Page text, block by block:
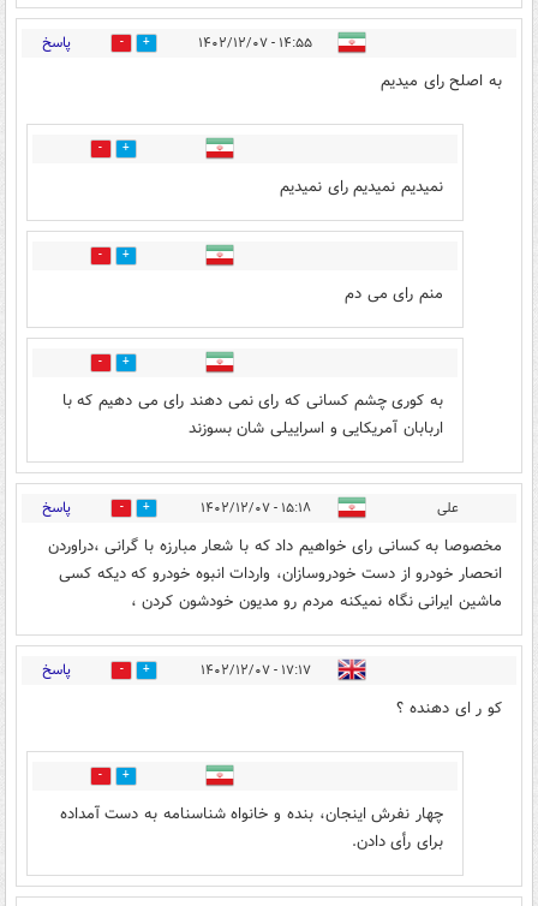
۱۴:۵۵ - ۱۴۰۲/۱۲/۰۷ 7 پاسخ
به اصلح رای میدیم
3
نمیدیم نمیدیم رای نمیدیم
5
منم رای می دم
0
به کوری چشم کسانی که رای نمی دهند رای می دهیم که با
اربابان آمریکایی و اسراییلی شان بسوزند
علی ۱۵:۱۸ - ۱۴۰۲/۱۲/۰۷ 1 پاسخ
مخصوصا به کسانی رای خواهیم داد که با شعار مبارزه با گرانی ،دراوردن
انحصار خودرو از دست خودروسازان، واردات انبوه خودرو که دیکه کسی
ماشین ایرانی نگاه نمیکنه مردم رو مدیون خودشون کردن ،
۱۷:۱۷ - ۱۴۰۲/۱۲/۰۷ 29 پاسخ
کو ر ای دهنده ؟
10
چهار نفرش اینجان، بنده و خانواه شناسنامه به دست آمداده
برای رأی دادن.